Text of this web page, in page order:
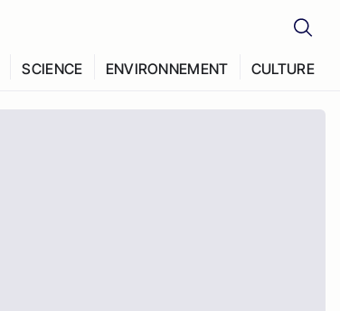
SCIENCE ENVIRONNEMENT CULTURE